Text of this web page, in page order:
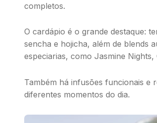
completos.
O cardápio é o grande destaque:
sencha e hojicha, além de blends
especiarias, como Jasmine Nights,
Também há infusões funcionais e
diferentes momentos do dia.